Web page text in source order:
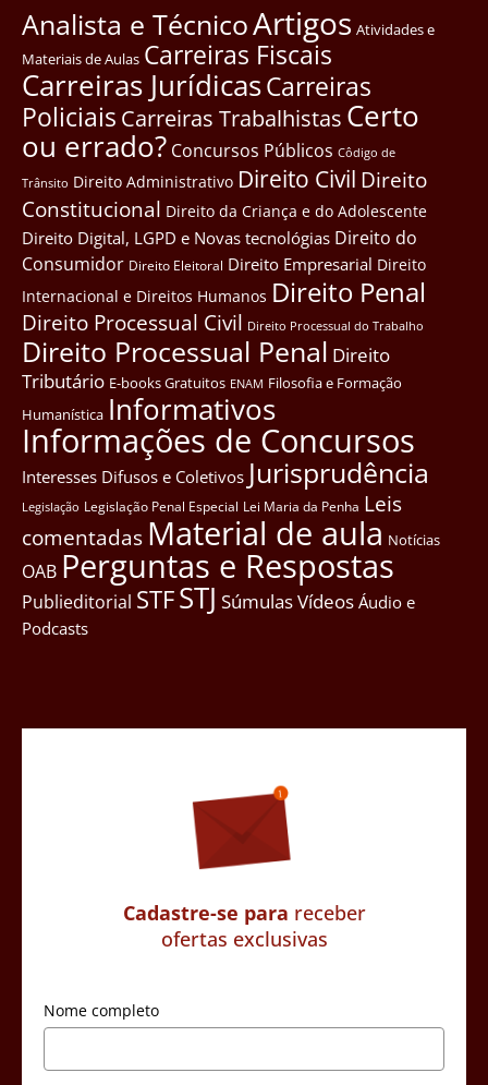
Analista e TécnicoArtigos Atividades e
Materiais de Aulas Carreiras Fiscais
Carreiras JurídicasCarreiras
Policiais Carreiras Trabalhistas Certo
ou errado? Concursos Públicos Côdigo de
Trânsito Direito Administrativo Direito Civil Direito
Constitucional Direito da Criança e do Adolescente
Direito Digital, LGPD e Novas tecnológias Direito do
Consumidor Direito Eleitoral Direito Empresarial Direito
Internacional e Direitos Humanos Direito Penal
Direito Processual Civil Direito Processual do Trabalho
Direito Processual Penal Direito
Tributário E-books Gratuitos ENAM Filosofia e Formação
Humanística Informativos
Informações de Concursos
Interesses Difusos e Coletivos Jurisprudência
Legislação Legislação Penal Especial Lei Maria da Penha Leis
comentadas Material de aula Notícias
OAB Perguntas e Respostas
Publieditorial STFSTJ SúmulasVídeos Áudio e
Podcasts
Cadastre-se para receber
ofertas exclusivas
Nome completo